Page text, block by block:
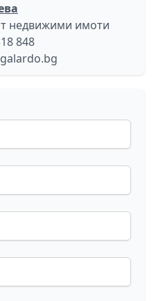
недвижими имоти
848